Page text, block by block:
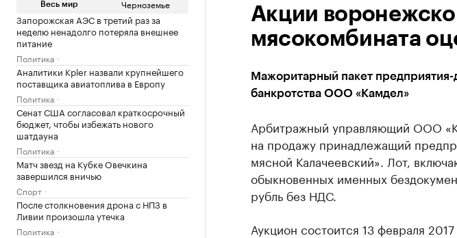
Весь мир Черноземье
Запорожская АЭС в третий раз за
неделю ненадолго потеряла внешнее
питание
Политика
Аналитики Kpler назвали крупнейшего
поставщика авиатоплива в Европу
Политика
Сенат США согласовал краткосрочный
бюджет, чтобы избежать нового
шатдауна
Политика
Матч звезд на Кубке Овечкина
завершился вничью
Спорт
После столкновения дрона с НПЗ в
Ливии произошла утечка
Политика
Акции
мясокомбината
Мажоритарный пакет предприятия-
банкротства ООО «Камдел»
Арбитражный управляющий ООО
на продажу принадлежащий
мясной Калачеевский». Лот,
обыкновенных именных
рубль без НДС.
Аукцион состоится 13 февраля